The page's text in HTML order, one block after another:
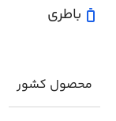
باطری
محصول کشور